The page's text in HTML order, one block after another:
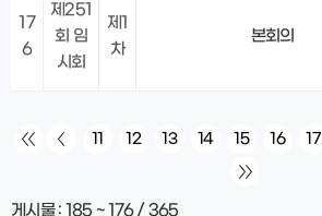
17
6
제251
회 임
시회
제1
차
본회의
11 12 13 14 15 16 17
게시물: 185 ~ 176/ 365